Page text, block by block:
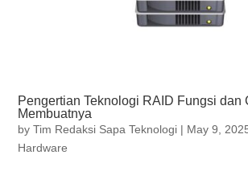
Pengertian Teknologi RAID Fungsi dan
Membuatnya
byTim Redaksi Sapa Teknologi | May 9,
Hardware